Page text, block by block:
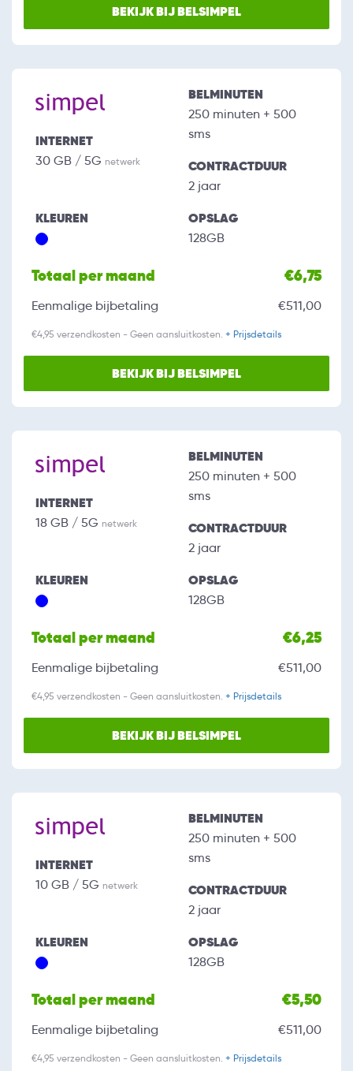
BEKIJK BIJ BELSIMPEL
INTERNET
30 GB / 5G netwerk
BELMINUTEN
250 minuten + 500
sms
CONTRACTDUUR
2 jaar
KLEUREN OPSLAG
128GB
Totaal per maand €6,75
Eenmalige bijbetaling €511,00
€4,95 verzendkosten - Geen aansluitkosten. + Prijsdetails
BEKIJK BIJ BELSIMPEL
INTERNET
18 GB / 5G netwerk
BELMINUTEN
250 minuten + 500
sms
CONTRACTDUUR
2 jaar
KLEUREN OPSLAG
128GB
Totaal per maand €6,25
Eenmalige bijbetaling €511,00
€4,95 verzendkosten - Geen aansluitkosten. + Prijsdetails
BEKIJK BIJ BELSIMPEL
INTERNET
10 GB / 5G netwerk
BELMINUTEN
250 minuten + 500
sms
CONTRACTDUUR
2 jaar
KLEUREN OPSLAG
128GB
Totaal per maand €5,50
Eenmalige bijbetaling €511,00
€4,95 verzendkosten - Geen aansluitkosten. + Prijsdetails